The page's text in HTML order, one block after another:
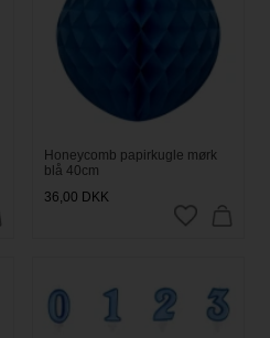
Honeycomb papirkugle mørk
blå 40cm
36,00 DKK